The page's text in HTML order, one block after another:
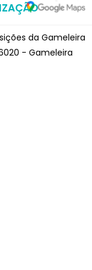
da Gameleira
- Gameleira